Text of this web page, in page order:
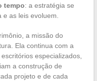
tempo: a estratégia se
as leis evoluem.
a missão do
Ela continua com a
especializados,
a construção de
projeto e de cada